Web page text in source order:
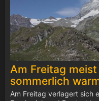
Am Freitag
sommerlich
Am Freitag verlagert sich